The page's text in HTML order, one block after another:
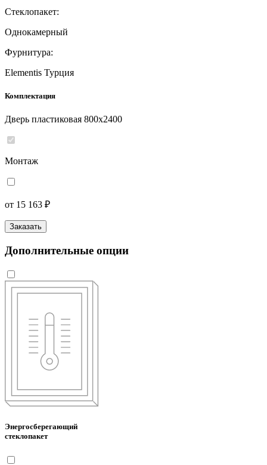
Стеклопакет:
Однокамерный
Фурнитура:
Elementis Турция
Комплектация
Дверь пластиковая 800x2400
Монтаж
от 15 163 ₽
Заказать
Дополнительные опции
Энергосберегающий
стеклопакет